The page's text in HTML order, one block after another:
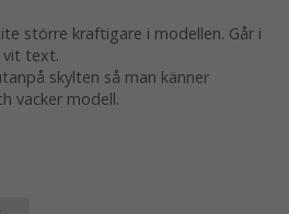
större kraftigare i modellen. Går i
vit text.
skylten så man känner
vacker modell.